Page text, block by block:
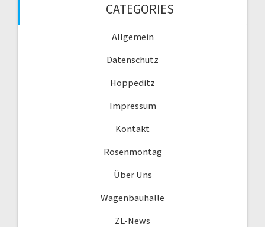
CATEGORIES
Allgemein
Datenschutz
Hoppeditz
Impressum
Kontakt
Rosenmontag
Über Uns
Wagenbauhalle
ZL-News